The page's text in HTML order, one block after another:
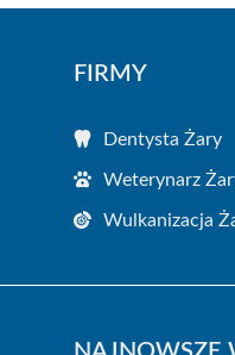
FIRMY
Dentysta Żary
Weterynarz
Wulkanizacja